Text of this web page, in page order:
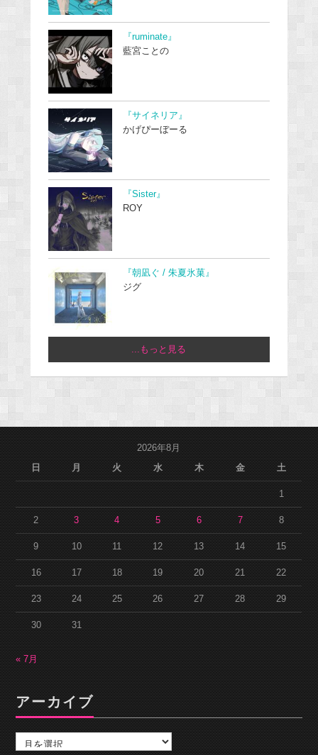
『ruminate』
藍宮ことの
『サイネリア』
かげぴーぼーる
『Sister』
ROY
『朝凪ぐ / 朱夏氷菓』
ジグ
...もっと見る
2026年8月
日
月 火 水 木 金 土
1
2 3 4 5 6 7 8
9 10 11 12 13 14 15
16 17 18 19 20 21 22
23 24 25 26 27 28 29
30 31
« 7月
アーカイブ